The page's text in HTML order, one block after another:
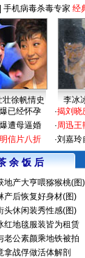
手机病毒杀毒专家 经
壮徐帆情史 李冰
已经怀孕
遭母逼婚
信片八折
·揭刘晓
·周迅王
·刘嘉玲
余 饭 后
地产大亨喂猕猴桃(图)
产后恢复好身材(图)
头休闲装秀性感(图)
红地毯服装皆为租赁
老公素颜乘地铁被拍
拿战俘做活体解剖